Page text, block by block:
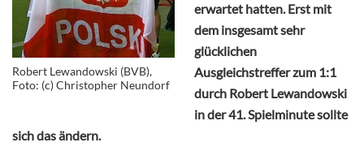
Robert Lewandowski (BVB),
Foto: (c) Christopher Neundorf
erwartet hatten. Erst mit
dem insgesamt sehr
glücklichen
Ausgleichstreffer zum 1:1
durch Robert Lewandowski
in der 41. Spielminute sollte
sich das ändern.